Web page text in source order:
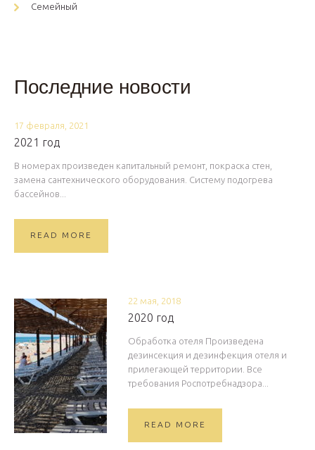
Семейный
Последние новости
17 февраля, 2021
2021 год
В номерах произведен капитальный ремонт, покраска стен,
замена сантехнического оборудования. Систему подогрева
бассейнов...
READ MORE
22 мая, 2018
2020 год
Обработка отеля Произведена
дезинсекция и дезинфекция отеля и
прилегающей территории. Все
требования Роспотребнадзора...
READ MORE